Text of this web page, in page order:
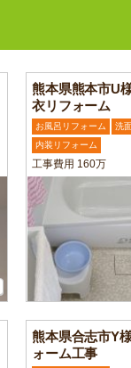
熊本県熊本市U
衣リフォーム
お風呂リフォーム
洗
内装リフォーム
工事費用 160万
熊本県合志市Y
ォーム工事